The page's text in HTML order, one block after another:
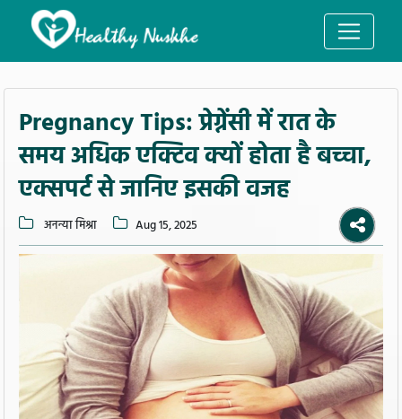
Pregnancy Tips: प्रेग्नेंसी में रात के
समय अधिक एक्टिव क्यों होता है बच्चा,
एक्सपर्ट से जानिए इसकी वजह
अनन्या मिश्रा Aug 15, 2025